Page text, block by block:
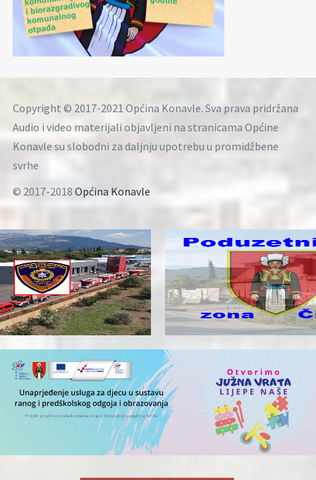
Copyright © 2017-2021 Općina Konavle. Sva prava pridržana
Audio i video materijali objavljeni na stranicama Općine
Konavle su slobodni za daljnju upotrebu u promidžbene
svrhe
© 2017-2018 Općina Konavle